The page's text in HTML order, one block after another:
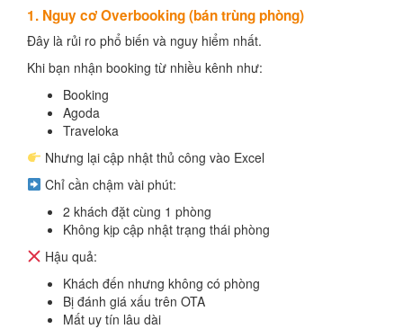
1. Nguy cơ Overbooking (bán trùng phòng)
Đây là rủi ro phổ biến và nguy hiểm nhất.
Khi bạn nhận booking từ nhiều kênh như:
Booking
Agoda
Traveloka
Nhưng lại cập nhật thủ công vào Excel
Chỉ cần chậm vài phút:
2 khách đặt cùng 1 phòng
Không kịp cập nhật trạng thái phòng
Hậu quả:
Khách đến nhưng không có phòng
Bị đánh giá xấu trên OTA
Mất uy tín lâu dài